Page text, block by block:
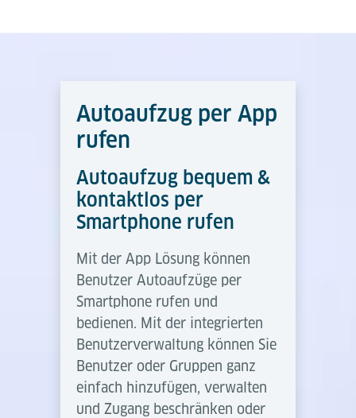
Autoaufzug per App
rufen
Autoaufzug bequem &
kontaktlos per
Smartphone rufen
Mit der App Lösung können
Benutzer Autoaufzüge per
Smartphone rufen und
bedienen. Mit der integrierten
Benutzerverwaltung können Sie
Benutzer oder Gruppen ganz
einfach hinzufügen, verwalten
und Zugang beschränken oder